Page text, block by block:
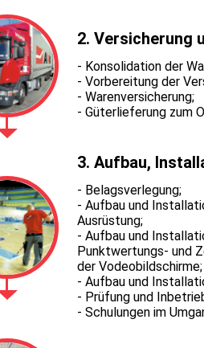
2. Versicherung
- Konsolidation der
- Vorbereitung der
- Warenversicherung;
- Güterlieferung zum
3. Aufbau,
- Belagsverlegung;
- Aufbau und
Ausrüstung;
- Aufbau und
Punktwertungs- und
der Vodeobildschirme;
- Aufbau und
- Prüfung und
- Schulungen im